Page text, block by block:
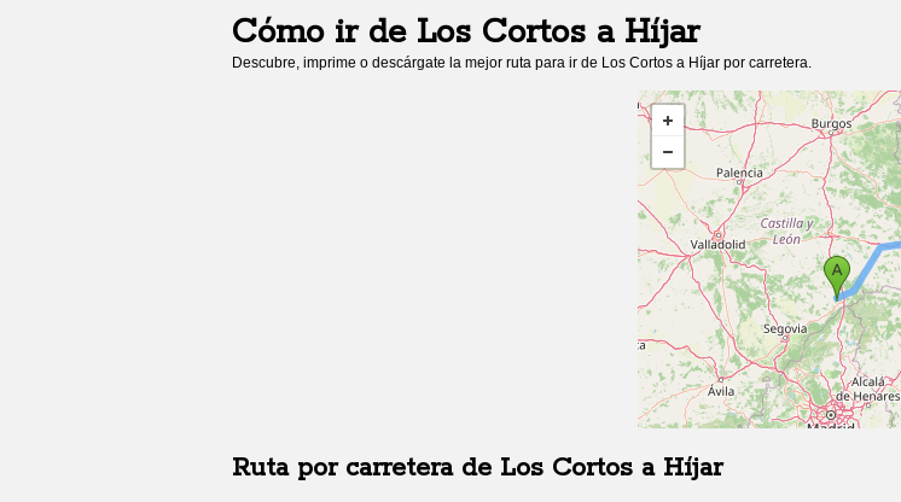
Cómo ir de Los Cortos a Híjar
Descubre, imprime o descárgate la mejor ruta para ir de Los Cortos a Híjar por carretera.
Ruta por carretera de Los Cortos a Híjar